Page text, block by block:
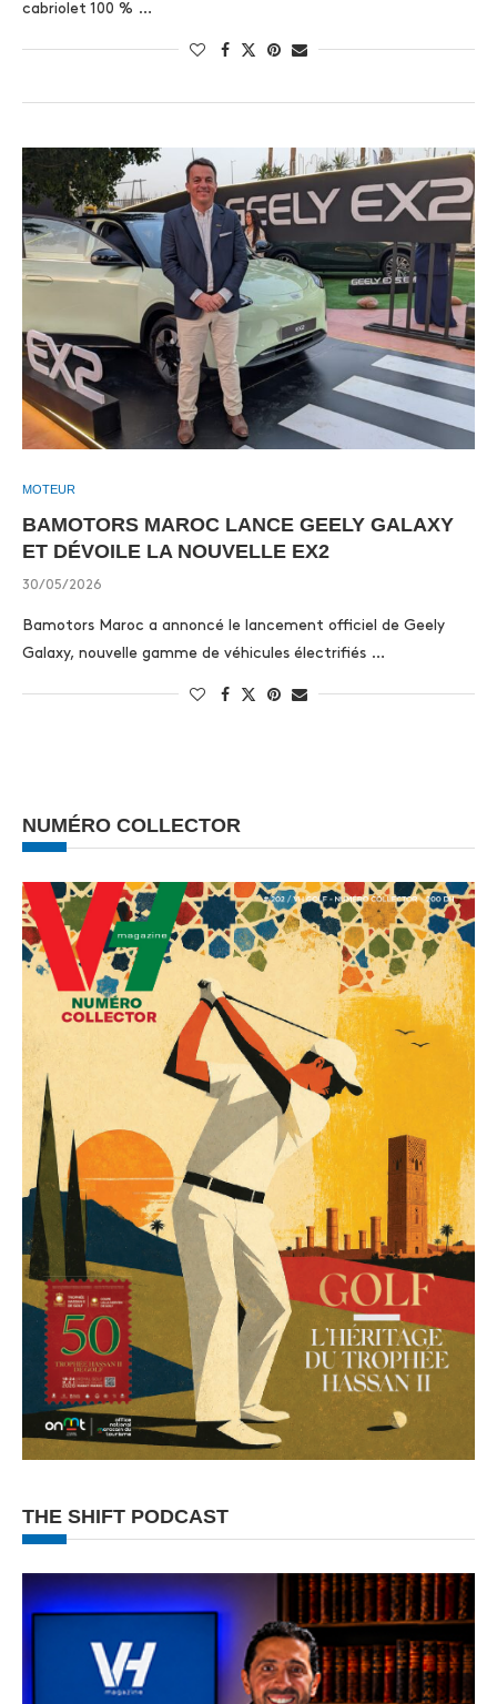
cabriolet 100 % …
MOTEUR
BAMOTORS MAROC LANCE GEELY GALAXY
ET DÉVOILE LA NOUVELLE EX2
30/05/2026
Bamotors Maroc a annoncé le lancement officiel de Geely
Galaxy, nouvelle gamme de véhicules électrifiés …
NUMÉRO COLLECTOR
THE SHIFT PODCAST